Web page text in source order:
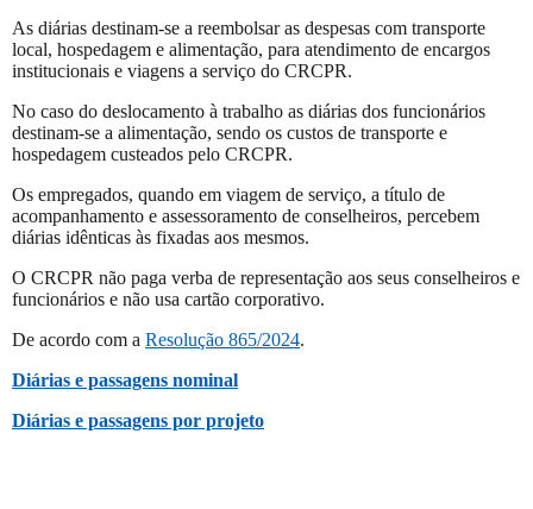
As diárias destinam-se a reembolsar as despesas com transporte
local, hospedagem e alimentação, para atendimento de encargos
institucionais e viagens a serviço do CRCPR.
No caso do deslocamento à trabalho as diárias dos funcionários
destinam-se a alimentação, sendo os custos de transporte e
hospedagem custeados pelo CRCPR.
Os empregados, quando em viagem de serviço, a título de
acompanhamento e assessoramento de conselheiros, percebem
diárias idênticas às fixadas aos mesmos.
O CRCPR não paga verba de representação aos seus conselheiros e
funcionários e não usa cartão corporativo.
De acordo com a Resolução 865/2024.
Diárias e passagens nominal
Diárias e passagens por projeto